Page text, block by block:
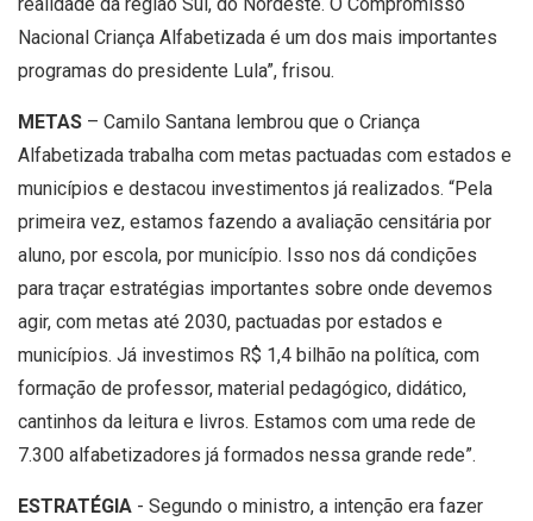
Nacional Criança Alfabetizada é um dos mais importantes
programas do presidente Lula”, frisou.
METAS – Camilo Santana lembrou que o Criança
Alfabetizada trabalha com metas pactuadas com estados e
municípios e destacou investimentos já realizados. “Pela
primeira vez, estamos fazendo a avaliação censitária por
aluno, por escola, por município. Isso nos dá condições
para traçar estratégias importantes sobre onde devemos
agir, com metas até 2030, pactuadas por estados e
municípios. Já investimos R$ 1,4 bilhão na política, com
formação de professor, material pedagógico, didático,
cantinhos da leitura e livros. Estamos com uma rede de
7.300 alfabetizadores já formados nessa grande rede”.
ESTRATÉGIA - Segundo o ministro, a intenção era fazer